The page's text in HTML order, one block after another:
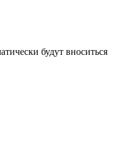
будут вноситься